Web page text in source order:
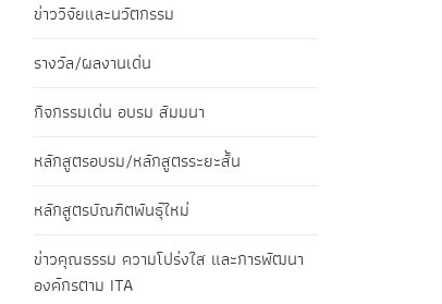
ข่าววิจัยและนวัตกรรม
รางวัล/ผลงานเด่น
กิจกรรมเด่น อบรม สัมมนา
หลักสูตรอบรม/หลักสูตรระยะสั้น
หลักสูตรบัณฑิตพันธุ์ใหม่
ข่าวคุณธรรม ความโปร่งใส และการพัฒนา
องค์กรตาม ITA